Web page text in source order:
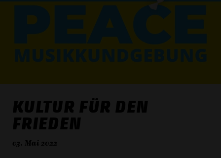
KULTUR FÜR DEN
FRIEDEN
03. Mai 2022